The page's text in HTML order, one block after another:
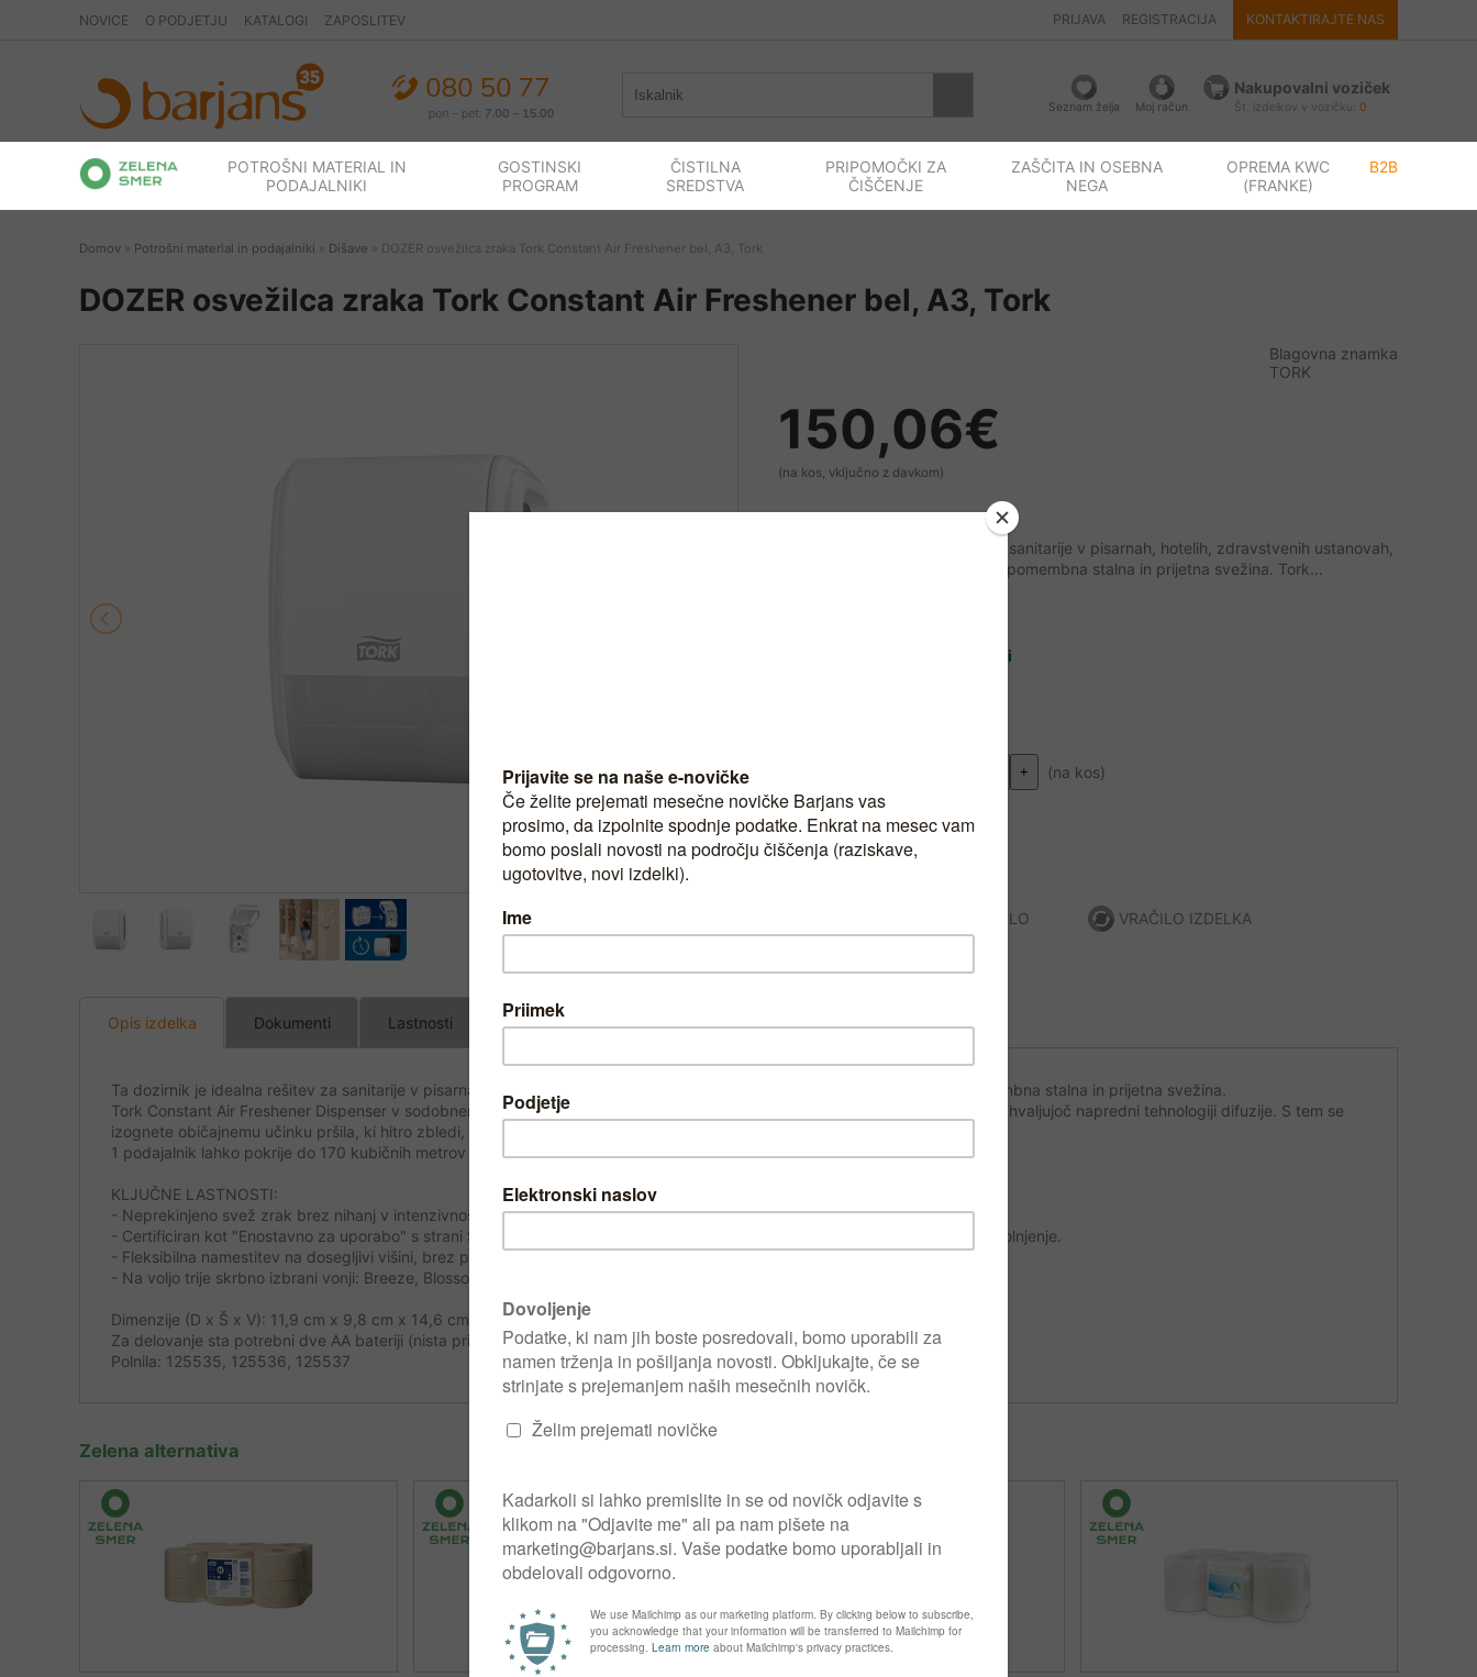
NOVICE O PODJETJU KATALOGI ZAPOSLITEV PRIJAVA REGISTRACIJA KONTAKTIRAJTE NAS
Seznam želja Moj račun
Nakupovalni voziček
Št. izdelkov v vozičku: 0
POTROŠNI MATERIAL IN
PODAJALNIKI
GOSTINSKI
PROGRAM
ČISTILNA
SREDSTVA
PRIPOMOČKI ZA
ČIŠČENJE
ZAŠČITA IN OSEBNA
NEGA
OPREMA KWC
(FRANKE)
B2B
Domov » Potrošni material in podajalniki » Dišave » DOZER osvežilca zraka Tork Constant Air Freshener bel, A3, Tork
DOZER osvežilca zraka Tork Constant Air Freshener bel, A3, Tork
Blagovna znamka
TORK
150,06€
(na kos, vključno z davkom)
Ta dozirnik je idealna rešitev za sanitarije v pisarnah, hotelih, zdravstvenih ustanovah,
šolah in drugih prostorih, kjer je pomembna stalna in prijetna svežina. Tork...
Na zalogi
+ (na kos)
PLAČILO VRAČILO IZDELKA
Opis izdelka Dokumenti Lastnosti
Ta dozirnik je idealna rešitev za sanitarije v pisarnah, hotelih, zdravstvenih ustanovah, šolah in drugih prostorih, kjer je pomembna stalna in prijetna svežina.
Tork Constant Air Freshener Dispenser v sodobnem Elevation dizajnu zagotavlja stalno in enakomerno razprševanje vonja, zahvaljujoč napredni tehnologiji difuzije. S tem se
izognete običajnemu učinku pršila, ki hitro zbledi, kar je značilno za tradicionalne aerosolne sisteme.
1 podajalnik lahko pokrije do 170 kubičnih metrov pri nastavitvi 30 dni.
KLJUČNE LASTNOSTI:
- Neprekinjeno svež zrak brez nihanj v intenzivnosti vonja.
- Certificiran kot "Enostavno za uporabo" s strani Švedskega revmatološkega združenja, kar omogoča preprosto ponovno polnjenje.
- Fleksibilna namestitev na dosegljivi višini, brez potrebe po dodatni opremi ali servisnih stroških.
- Na voljo trije skrbno izbrani vonji: Breeze, Blossom in Odor Neutralizer za dolgotrajno svežino.
Dimenzije (D x Š x V): 11,9 cm x 9,8 cm x 14,6 cm
Za delovanje sta potrebni dve AA bateriji (nista priloženi).
Polnila: 125535, 125536, 125537
Zelena alternativa